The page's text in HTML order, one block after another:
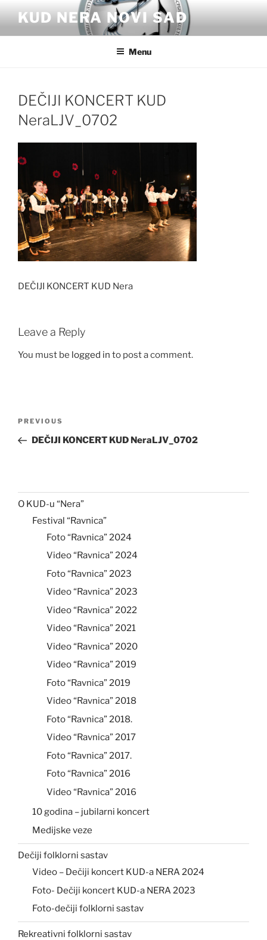
content
KUD NERA NOVI SAD
Menu
DEČIJI KONCERT KUD
NeraLJV_0702
DEČIJI KONCERT KUD Nera
Leave a Reply
You must be logged in to post a comment.
navigation
Previous
Post
PREVIOUS
DEČIJI KONCERT KUD NeraLJV_0702
O KUD-u “Nera”
Festival “Ravnica”
Foto “Ravnica” 2024
Video “Ravnica” 2024
Foto “Ravnica” 2023
Video “Ravnica” 2023
Video “Ravnica” 2022
Video “Ravnica” 2021
Video “Ravnica” 2020
Video “Ravnica” 2019
Foto “Ravnica” 2019
Video “Ravnica” 2018
Foto “Ravnica” 2018.
Video “Ravnica” 2017
Foto “Ravnica” 2017.
Foto “Ravnica” 2016
Video “Ravnica” 2016
10 godina – jubilarni koncert
Medijske veze
Dečiji folklorni sastav
Video – Dečiji koncert KUD-a NERA 2024
Foto- Dečiji koncert KUD-a NERA 2023
Foto-dečiji folklorni sastav
Rekreativni folklorni sastav